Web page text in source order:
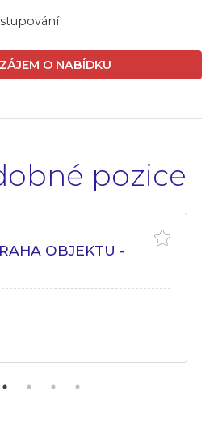
O NABÍDKU
pozice
OBJEKTU -